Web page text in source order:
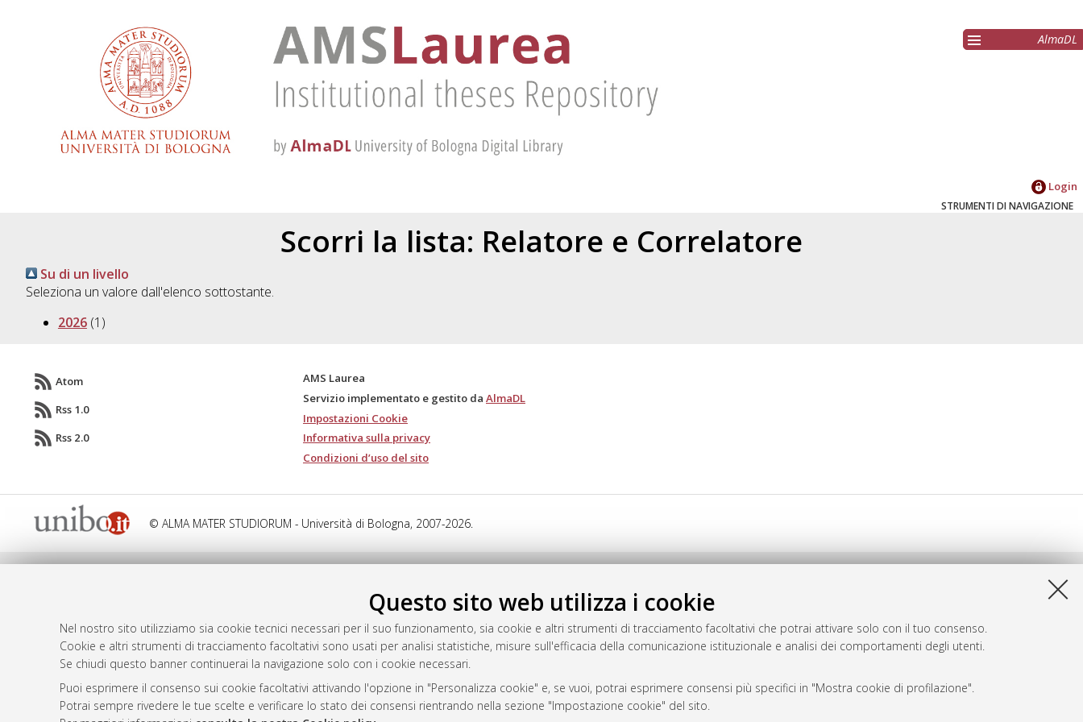
Questo sito web utilizza i cookie
Nel nostro sito utilizziamo sia cookie tecnici necessari per il suo funzionamento, sia cookie e altri strumenti di tracciamento facoltativi che potrai attivare solo con il tuo consenso.
Cookie e altri strumenti di tracciamento facoltativi sono usati per analisi statistiche, misure sull'efficacia della comunicazione istituzionale e analisi dei comportamenti degli utenti.
Se chiudi questo banner continuerai la navigazione solo con i cookie necessari.
Puoi esprimere il consenso sui cookie facoltativi attivando l'opzione in "Personalizza cookie" e, se vuoi, potrai esprimere consensi più specifici in "Mostra cookie di profilazione".
Potrai sempre rivedere le tue scelte e verificare lo stato dei consensi rientrando nella sezione "Impostazione cookie" del sito.
AlmaDL
Login
STRUMENTI DI NAVIGAZIONE
Scorri la lista: Relatore e Correlatore
Su di un livello
Seleziona un valore dall'elenco sottostante.
2026(1)
Atom
Rss 1.0
Rss 2.0
AMS Laurea
Servizio implementato e gestito da AlmaDL
Impostazioni Cookie
Informativa sulla privacy
Condizioni d’uso del sito
© ALMA MATER STUDIORUM - Università di Bologna, 2007-2026.